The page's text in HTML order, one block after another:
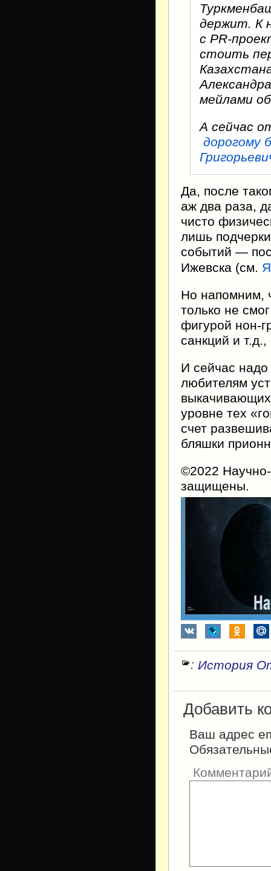
держит. К
с PR-
стоить
мейлами
А сейчас
дорогому
Да, после
аж два раза,
чисто
лишь
событий —
Ижевска (см.
Но напомним,
только не
фигурой нон-
санкций и т.д.,
И сейчас надо
любителям
уровне тех
счет
бляшки
©2022
защищены.
: История
Добавить
Ваш адрес